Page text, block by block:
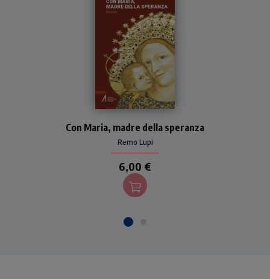
riflessioni per pregare e
affidarsi a Maria invocata
come Madre della speranza.
Remo Lupi
Con Maria, madre della speranza
6,00 €